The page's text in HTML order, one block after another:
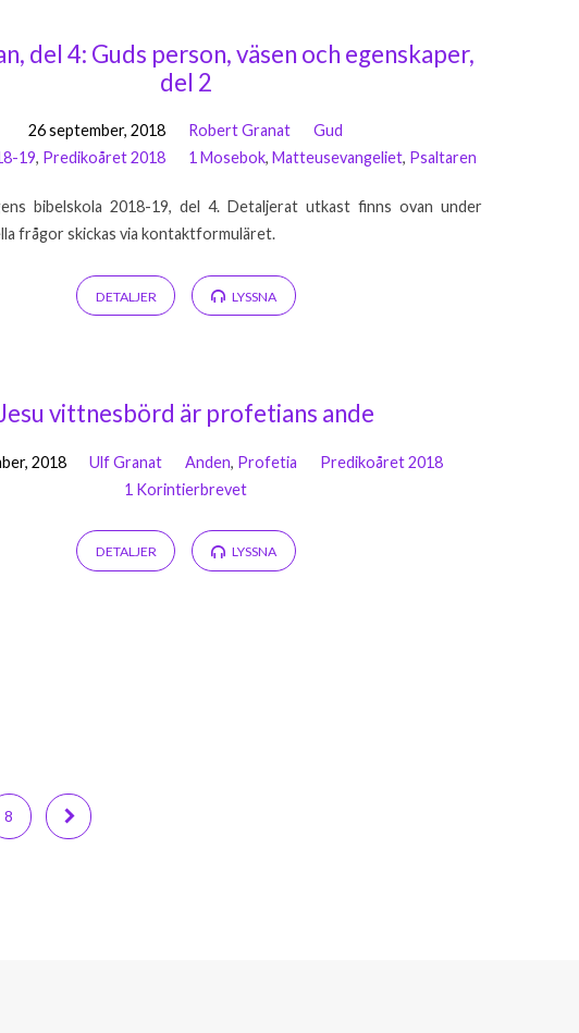
del 4: Guds person, väsen och egenskaper,
del 2
26 september, 2018 Robert Granat
Gud
19, Predikoåret 2018 1 Mosebok, Matteusevangeliet, Psaltaren
bibelskola 2018-19, del 4. Detaljerat utkast finns ovan under
frågor skickas via kontaktformuläret.
DETALJER LYSSNA
vittnesbörd är profetians ande
2018 Ulf Granat Anden, Profetia
Predikoåret 2018
1 Korintierbrevet
DETALJER LYSSNA
8